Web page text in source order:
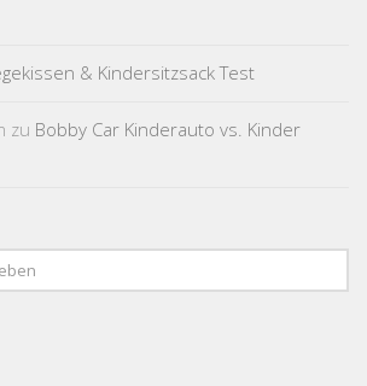
& Kindersitzsack Test
zu Bobby Car Kinderauto vs. Kinder